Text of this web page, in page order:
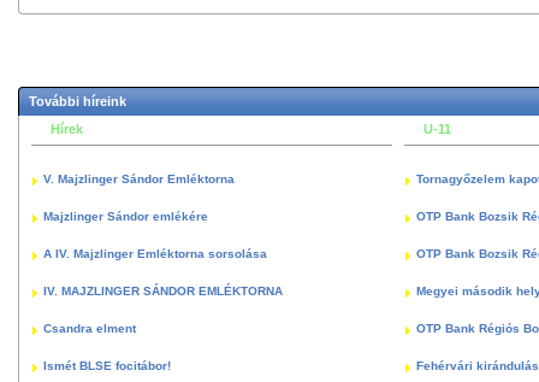
További híreink
Hírek
V. Majzlinger Sándor Emléktorna
Majzlinger Sándor emlékére
A IV. Majzlinger Emléktorna sorsolása
IV. MAJZLINGER SÁNDOR EMLÉKTORNA
Csandra elment
Ismét BLSE focitábor!
U-11
Tornagyőzelem
OTP Bank Bozsik
OTP Bank Bozsik
Megyei második
OTP Bank Régiós
Fehérvári kirándulás